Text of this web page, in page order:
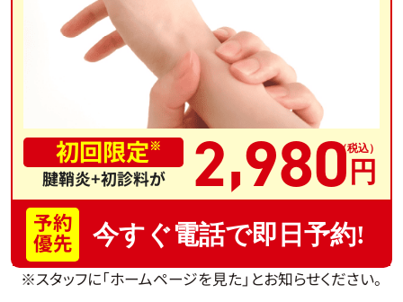
初回限定※
腱鞘炎+初診料が 2,980
予約
優先 今すぐ電話で即日予約!
※スタッフに「ホームページを見た」とお知らせください。